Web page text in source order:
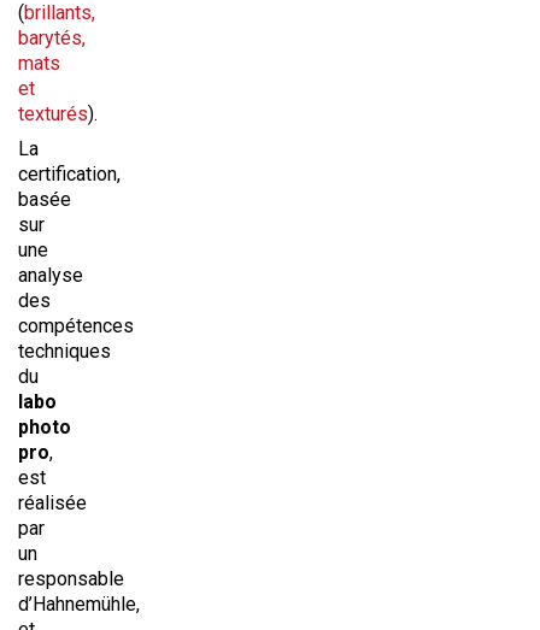
(brillants,
barytés,
mats
et
texturés).
La
certification,
basée
sur
une
analyse
des
compétences
techniques
du
labo
photo
pro,
est
réalisée
par
un
responsable
d’Hahnemühle,